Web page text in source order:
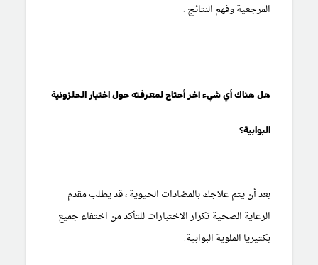
المرجعية وفهم النتائج .
هل هناك أي شيء آخر أحتاج لمعرفته حول اختبار الحلزونية
البوابية؟
بعد أن يتم علاجك بالمضادات الحيوية ، قد يطلب مقدم
الرعاية الصحية تكرار الاختبارات للتأكد من اختفاء جميع
بكتيريا الملوية البوابية.